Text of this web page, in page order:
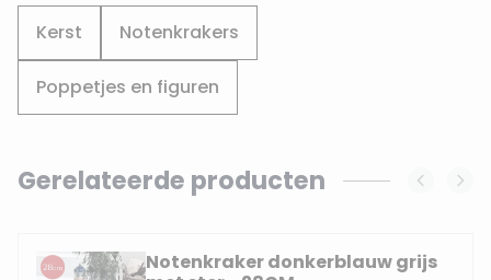
Kerst Notenkrakers
Poppetjes en figuren
Navigating through the elements of the carousel is
Press to skip carousel
Gerelateerde producten
Notenkraker donkerblauw grijs